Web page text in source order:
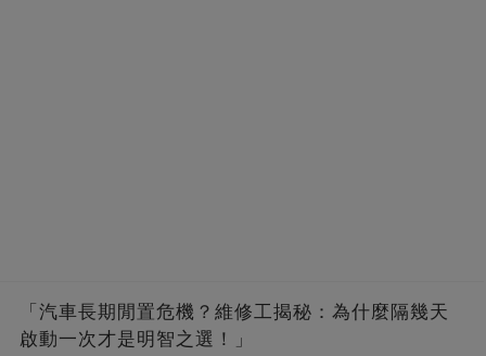
「汽車長期閒置危機？維修工揭秘：為什麼隔幾天
啟動一次才是明智之選！」